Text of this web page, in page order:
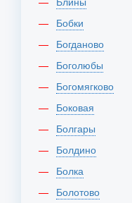
Бобки
Богданово
Боголюбы
Богомягково
Боковая
Болгары
Болдино
Болка
Болотово